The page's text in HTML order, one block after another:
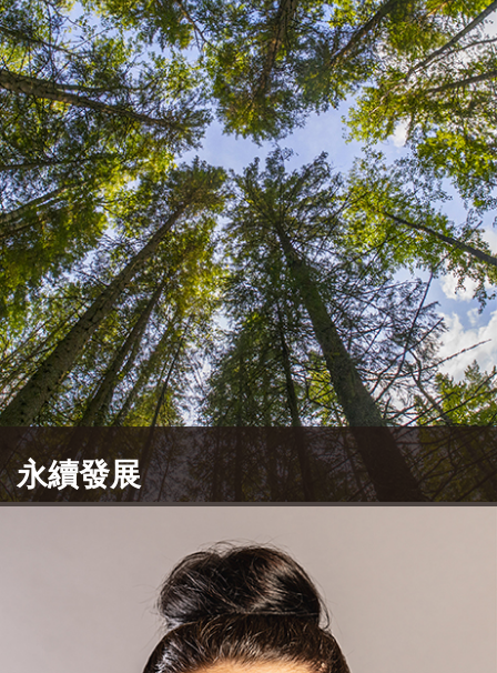
了解更多
永續發展
區與環境盡一份心力，廣獲社會大眾信賴。